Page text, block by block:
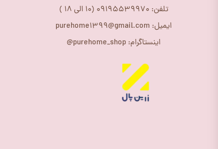
تلفن: 09195539970 (10 الی 18 )
ایمیل: purehome1399@gmail.com
اینستاگرام: purehome_shop@